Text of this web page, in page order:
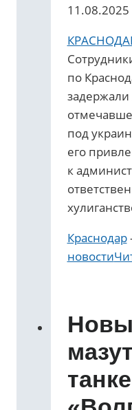
11.08.2025
по
задержали
под
его
к
Краснодар
новости